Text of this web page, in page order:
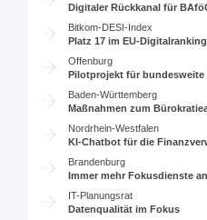
Digitaler Rückkanal für
Bitkom-DESI-Index
Platz 17 im EU-Digitalranking
Offenburg
Pilotprojekt für
Baden-Württemberg
Maßnahmen zum
Nordrhein-Westfalen
KI-Chatbot für die
Brandenburg
Immer mehr Fokusdienste
IT-Planungsrat
Datenqualität im Fokus